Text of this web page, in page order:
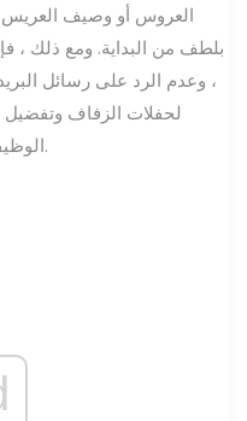
العروس أو وصيف
بلطف من البداية. ومع ذلك ،
، وعدم الرد على رسائل
لحفلات الزفاف وتفضيل
الوظيفة ، فاعترف بدورك في الفريق أيضًا.